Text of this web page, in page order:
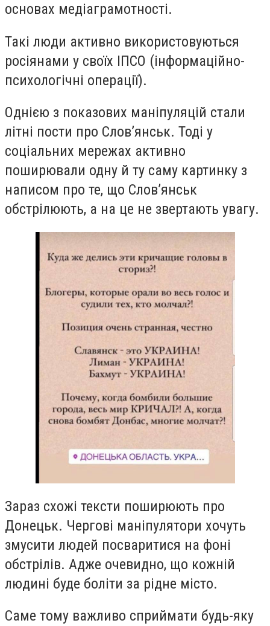
основах медіаграмотності.
Такі люди активно використовуються
росіянами у своїх ІПСО (інформаційно-
психологічні операції).
Однією з показових маніпуляцій стали
літні пости про Слов’янськ. Тоді у
соціальних мережах активно
поширювали одну й ту саму картинку з
написом про те, що Слов’янськ
обстрілюють, а на це не звертають увагу.
Зараз схожі тексти поширюють про
Донецьк. Чергові маніпулятори хочуть
змусити людей посваритися на фоні
обстрілів. Адже очевидно, що кожній
людині буде боліти за рідне місто.
Саме тому важливо сприймати будь-яку